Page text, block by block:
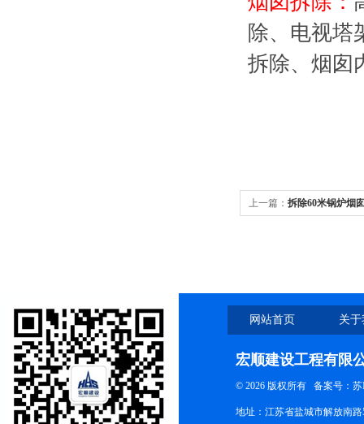
除、电视塔
拆除、烟囱
上一篇： 拆除60米锅炉烟
网站首页 关
宏顺建设工程有限
© 2026 版权所有 备案号：苏
地址：江苏省盐城市解放南